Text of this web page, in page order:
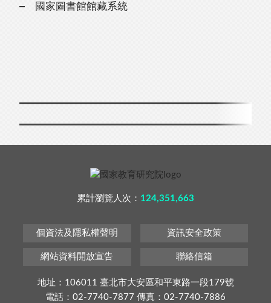
國家圖書館館藏系統
累計瀏覽人次： 124,351,663
個資法及隱私權聲明 資訊安全政策
網站資料開放宣告 聯絡信箱
地址：106011 臺北市大安區和平東路一段179號
電話：02-7740-7877 傳真：02-7740-7886